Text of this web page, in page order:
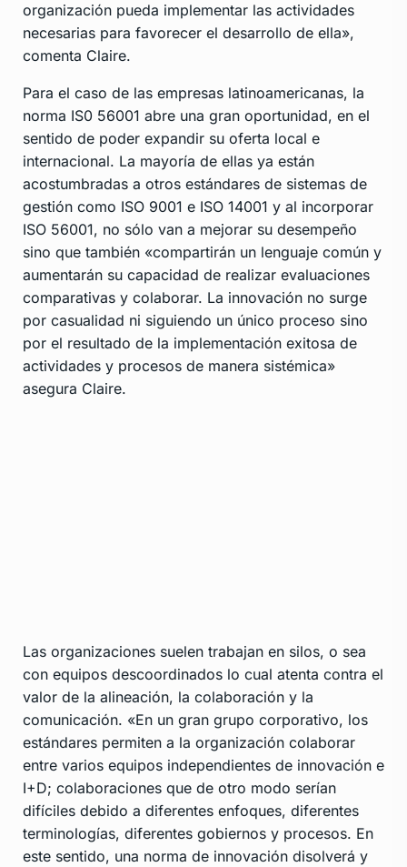
organización pueda implementar las actividades
necesarias para favorecer el desarrollo de ella»,
comenta Claire.
Para el caso de las empresas latinoamericanas, la
norma IS0 56001 abre una gran oportunidad, en el
sentido de poder expandir su oferta local e
internacional. La mayoría de ellas ya están
acostumbradas a otros estándares de sistemas de
gestión como ISO 9001 e ISO 14001 y al incorporar
ISO 56001, no sólo van a mejorar su desempeño
sino que también «compartirán un lenguaje común y
aumentarán su capacidad de realizar evaluaciones
comparativas y colaborar. La innovación no surge
por casualidad ni siguiendo un único proceso sino
por el resultado de la implementación exitosa de
actividades y procesos de manera sistémica»
asegura Claire.
Las organizaciones suelen trabajan en silos, o sea
con equipos descoordinados lo cual atenta contra el
valor de la alineación, la colaboración y la
comunicación. «En un gran grupo corporativo, los
estándares permiten a la organización colaborar
entre varios equipos independientes de innovación e
I+D; colaboraciones que de otro modo serían
difíciles debido a diferentes enfoques, diferentes
terminologías, diferentes gobiernos y procesos. En
este sentido, una norma de innovación disolverá y